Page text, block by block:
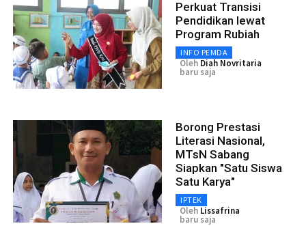
Perkuat Transisi
Pendidikan lewat
Program Rubiah
INFO PEMDA
Oleh Diah Novritaria
baru saja
Borong Prestasi
Literasi Nasional,
MTsN Sabang
Siapkan "Satu Siswa
Satu Karya"
IPTEK
Oleh Lissafrina
baru saja